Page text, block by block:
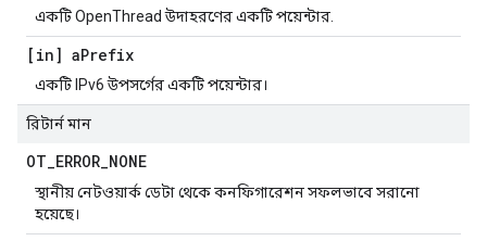
একটি OpenThread উদাহরণের একটি পয়েন্টার.
[in] aPrefix
একটি IPv6 উপসর্গের একটি পয়েন্টার।
রিটার্ন মান
OT_ERROR_NONE
স্থানীয় নেটওয়ার্ক ডেটা থেকে কনফিগারেশন সফলভাবে সরানো
হয়েছে।